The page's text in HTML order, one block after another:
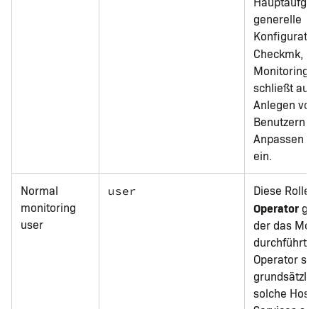
generelle
Checkmk,
Monitoring.
schließt
Anlegen von
Benutzern
Anpassen
ein.
Normal
monitoring
user
user Diese Rolle
Operator
der das
durchführt.
Operator
solche